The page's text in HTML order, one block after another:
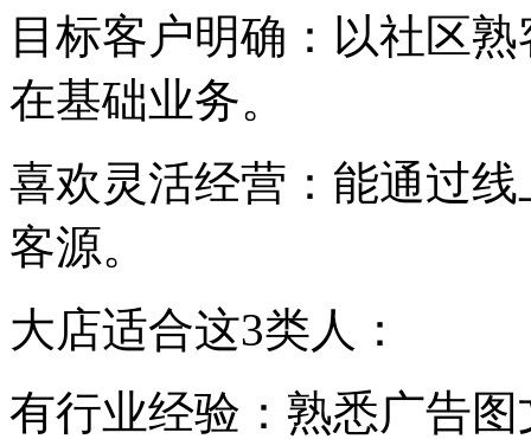
目标客户明确：以社区
在基础业务。
喜欢灵活经营：能通过
客源。
大店适合这3类人：
有行业经验：熟悉广告